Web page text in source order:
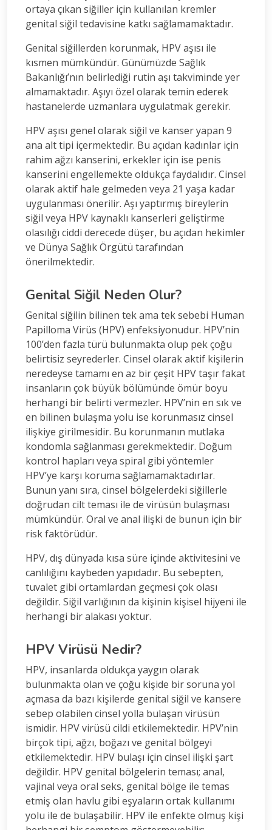
ortaya çıkan siğiller için kullanılan kremler
genital siğil tedavisine katkı sağlamamaktadır.
Genital siğillerden korunmak, HPV aşısı ile
kısmen mümkündür. Günümüzde Sağlık
Bakanlığı’nın belirlediği rutin aşı takviminde yer
almamaktadır. Aşıyı özel olarak temin ederek
hastanelerde uzmanlara uygulatmak gerekir.
HPV aşısı genel olarak siğil ve kanser yapan 9
ana alt tipi içermektedir. Bu açıdan kadınlar için
rahim ağzı kanserini, erkekler için ise penis
kanserini engellemekte oldukça faydalıdır. Cinsel
olarak aktif hale gelmeden veya 21 yaşa kadar
uygulanması önerilir. Aşı yaptırmış bireylerin
siğil veya HPV kaynaklı kanserleri geliştirme
olasılığı ciddi derecede düşer, bu açıdan hekimler
ve Dünya Sağlık Örgütü tarafından
önerilmektedir.
Genital Siğil Neden Olur?
Genital siğilin bilinen tek ama tek sebebi Human
Papilloma Virüs (HPV) enfeksiyonudur. HPV’nin
100’den fazla türü bulunmakta olup pek çoğu
belirtisiz seyrederler. Cinsel olarak aktif kişilerin
neredeyse tamamı en az bir çeşit HPV taşır fakat
insanların çok büyük bölümünde ömür boyu
herhangi bir belirti vermezler. HPV’nin en sık ve
en bilinen bulaşma yolu ise korunmasız cinsel
ilişkiye girilmesidir. Bu korunmanın mutlaka
kondomla sağlanması gerekmektedir. Doğum
kontrol hapları veya spiral gibi yöntemler
HPV’ye karşı koruma sağlamamaktadırlar.
Bunun yanı sıra, cinsel bölgelerdeki siğillerle
doğrudan cilt teması ile de virüsün bulaşması
mümkündür. Oral ve anal ilişki de bunun için bir
risk faktörüdür.
HPV, dış dünyada kısa süre içinde aktivitesini ve
canlılığını kaybeden yapıdadır. Bu sebepten,
tuvalet gibi ortamlardan geçmesi çok olası
değildir. Siğil varlığının da kişinin kişisel hijyeni ile
herhangi bir alakası yoktur.
HPV Virüsü Nedir?
HPV, insanlarda oldukça yaygın olarak
bulunmakta olan ve çoğu kişide bir soruna yol
açmasa da bazı kişilerde genital siğil ve kansere
sebep olabilen cinsel yolla bulaşan virüsün
ismidir. HPV virüsü cildi etkilemektedir. HPV’nin
birçok tipi, ağzı, boğazı ve genital bölgeyi
etkilemektedir. HPV bulaşı için cinsel ilişki şart
değildir. HPV genital bölgelerin teması; anal,
vajinal veya oral seks, genital bölge ile temas
etmiş olan havlu gibi eşyaların ortak kullanımı
yolu ile de bulaşabilir. HPV ile enfekte olmuş kişi